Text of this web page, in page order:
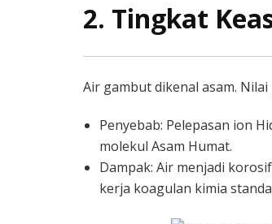
2. Tingkat
Air gambut dikenal asam.
Penyebab: Pelepasan ion
molekul Asam Humat.
Dampak: Air menjadi
kerja koagulan kimia